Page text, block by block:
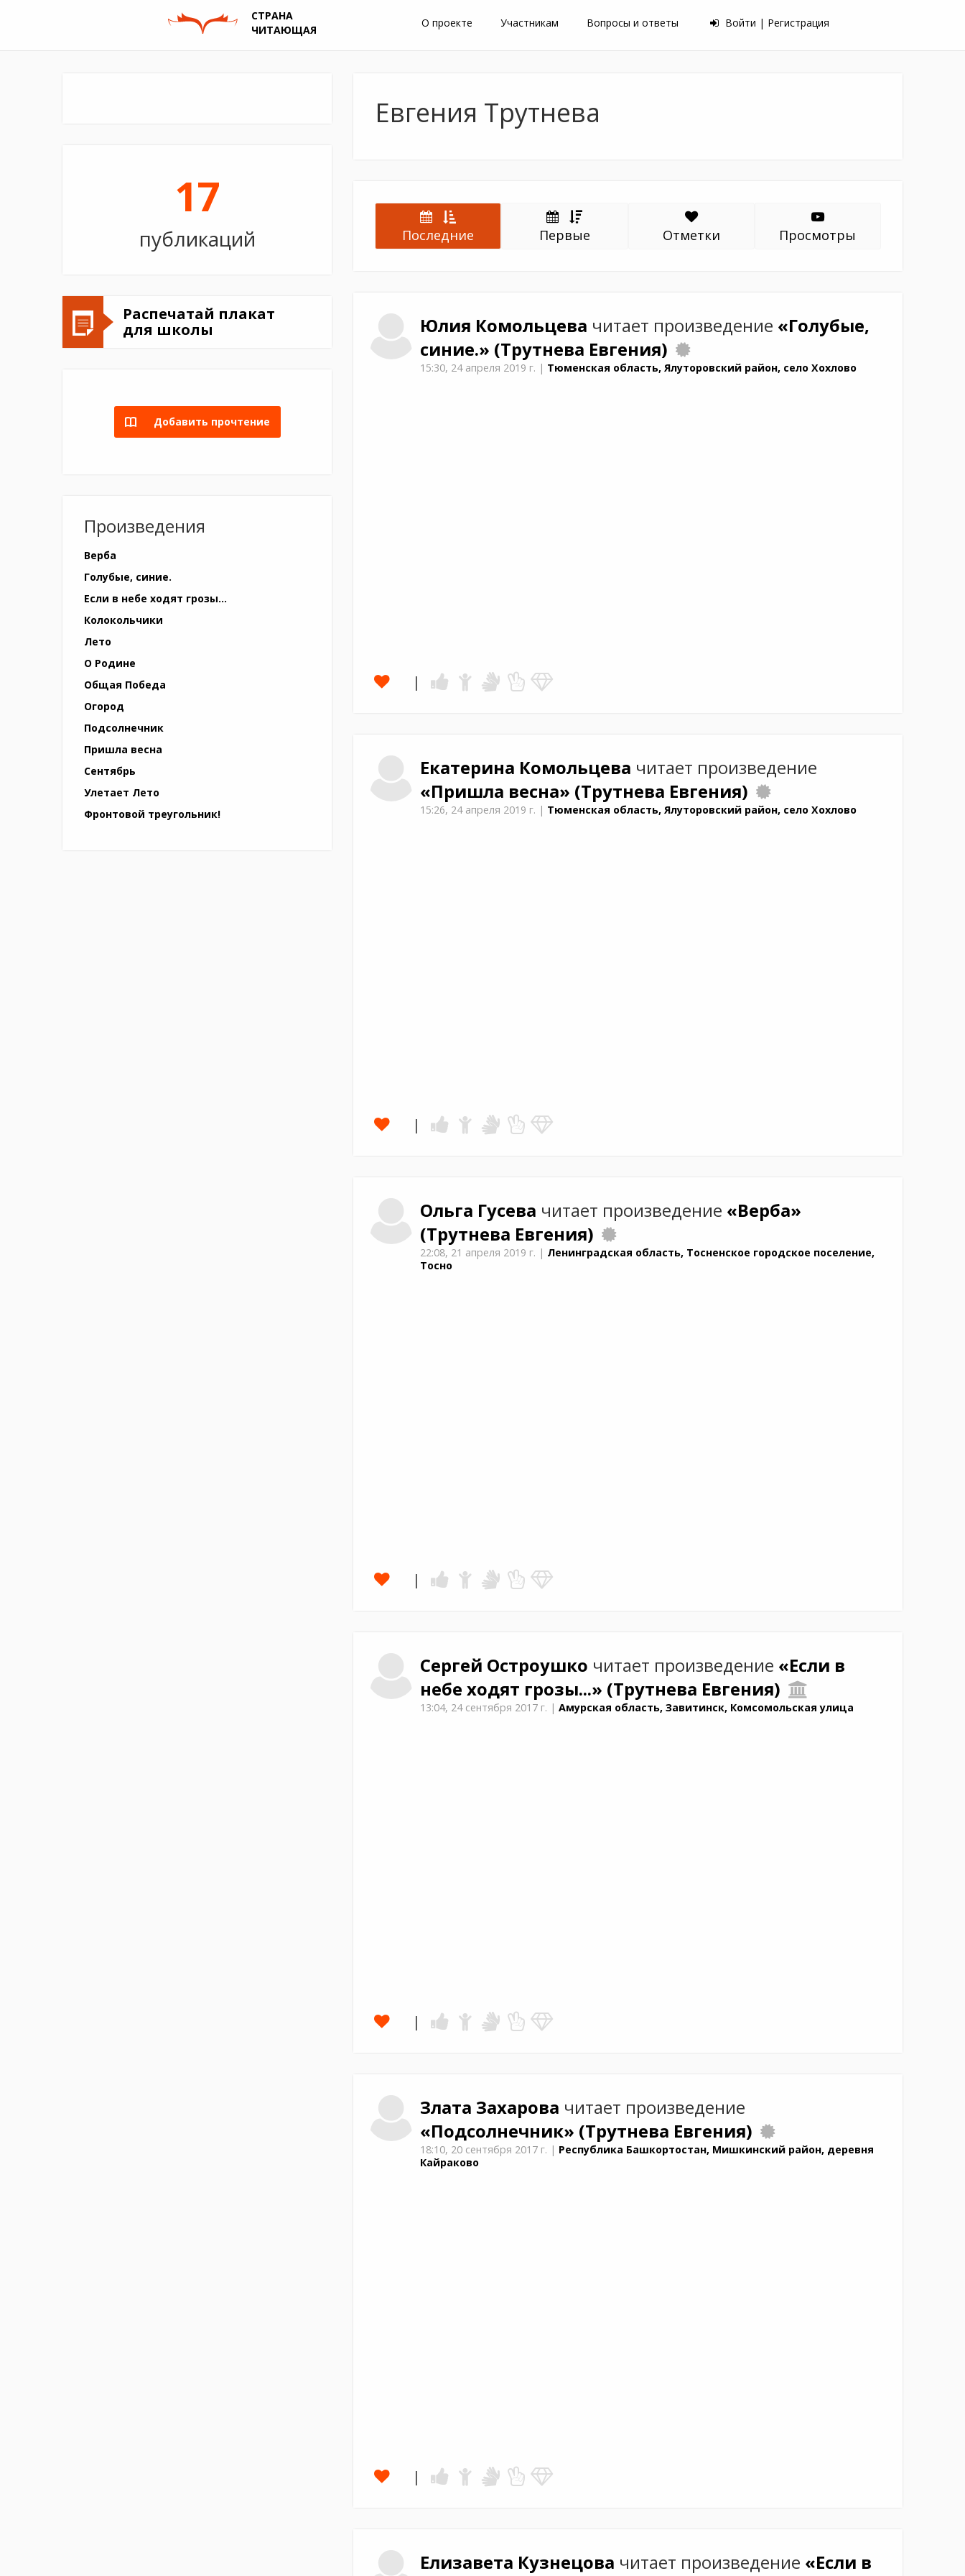
СТРАНА
ЧИТАЮЩАЯ
О проекте Участникам Вопросы и ответы Войти | Регистрация
17
публикаций
Распечатай плакат
для школы
Добавить прочтение
Произведения
Верба
Голубые, синие.
Если в небе ходят грозы...
Колокольчики
Лето
О Родине
Общая Победа
Огород
Подсолнечник
Пришла весна
Сентябрь
Улетает Лето
Фронтовой треугольник!
Евгения Трутнева
Последние Первые Отметки Просмотры
Юлия Комольцева читает произведение «Голубые,
синие.» (Трутнева Евгения)
15:30, 24 апреля 2019 г. | Тюменская область, Ялуторовский район, село Хохлово
Екатерина Комольцева читает произведение
«Пришла весна» (Трутнева Евгения)
15:26, 24 апреля 2019 г. | Тюменская область, Ялуторовский район, село Хохлово
Ольга Гусева читает произведение «Верба»
(Трутнева Евгения)
22:08, 21 апреля 2019 г. | Ленинградская область, Тосненское городское поселение,
Тосно
Сергей Остроушко читает произведение «Если в
небе ходят грозы...» (Трутнева Евгения)
13:04, 24 сентября 2017 г. | Амурская область, Завитинск, Комсомольская улица
Злата Захарова читает произведение
«Подсолнечник» (Трутнева Евгения)
18:10, 20 сентября 2017 г. | Республика Башкортостан, Мишкинский район, деревня
Кайраково
Елизавета Кузнецова читает произведение «Если в